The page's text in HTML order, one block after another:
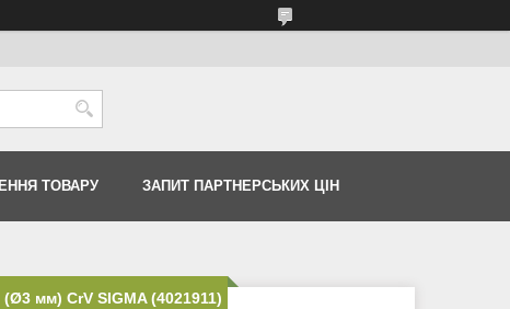
ТОВАРУ ЗАПИТ ПАРТНЕРСЬКИХ ЦІН
мм) CrV SIGMA (4021911)